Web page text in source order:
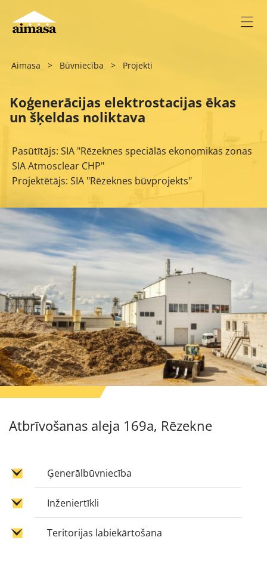
Aimasa > Būvniecība > Projekti
Koģenerācijas elektrostacijas ēkas
un šķeldas noliktava
Pasūtītājs: SIA "Rēzeknes speciālās ekonomikas zonas
SIA Atmosclear CHP"
Projektētājs: SIA "Rēzeknes būvprojekts"
Atbrīvošanas aleja 169a, Rēzekne
Ģenerālbūvniecība
Inženiertīkli
Teritorijas labiekārtošana